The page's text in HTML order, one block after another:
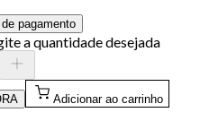
pagamento
a quantidade desejada
Adicionar ao carrinho